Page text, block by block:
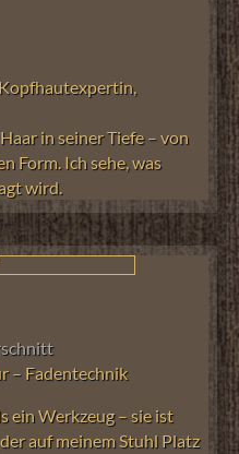
in seiner Tiefe – von
Form. Ich sehe, was
wird.
– Fadentechnik
ein Werkzeug – sie ist
auf meinem Stuhl Platz